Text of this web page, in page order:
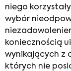
niego
wybór
koniecznością
wynikających z
których nie